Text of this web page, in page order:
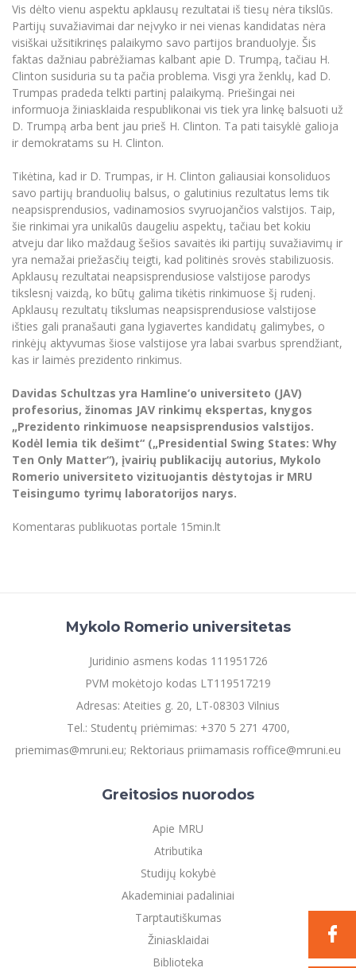
Vis dėlto vienu aspektu apklausų rezultatai iš tiesų nėra tikslūs.
Partijų suvažiavimai dar neįvyko ir nei vienas kandidatas nėra
visiškai užsitikrinęs palaikymo savo partijos branduolyje. Šis
faktas dažniau pabrėžiamas kalbant apie D. Trumpą, tačiau H.
Clinton susiduria su ta pačia problema. Visgi yra ženklų, kad D.
Trumpas pradeda telkti partinį palaikymą. Priešingai nei
informuoja žiniasklaida respublikonai vis tiek yra linkę balsuoti už
D. Trumpą arba bent jau prieš H. Clinton. Ta pati taisyklė galioja
ir demokratams su H. Clinton.
Tikėtina, kad ir D. Trumpas, ir H. Clinton galiausiai konsoliduos
savo partijų branduolių balsus, o galutinius rezultatus lems tik
neapsisprendusios, vadinamosios svyruojančios valstijos. Taip,
šie rinkimai yra unikalūs daugeliu aspektų, tačiau bet kokiu
atveju dar liko maždaug šešios savaitės iki partijų suvažiavimų ir
yra nemažai priežasčių teigti, kad politinės srovės stabilizuosis.
Apklausų rezultatai neapsisprendusiose valstijose parodys
tikslesnį vaizdą, ko būtų galima tikėtis rinkimuose šį rudenį.
Apklausų rezultatų tikslumas neapsisprendusiose valstijose
išties gali pranašauti gana lygiavertes kandidatų galimybes, o
rinkėjų aktyvumas šiose valstijose yra labai svarbus sprendžiant,
kas ir laimės prezidento rinkimus.
Davidas Schultzas yra Hamline‘o universiteto (JAV)
profesorius, žinomas JAV rinkimų ekspertas, knygos
„Prezidento rinkimuose neapsisprendusios valstijos.
Kodėl lemia tik dešimt“ („Presidential Swing States: Why
Ten Only Matter“), įvairių publikacijų autorius, Mykolo
Romerio universiteto vizituojantis dėstytojas ir MRU
Teisingumo tyrimų laboratorijos narys.
Komentaras publikuotas portale 15min.lt
Mykolo Romerio universitetas
Juridinio asmens kodas 111951726
PVM mokėtojo kodas LT119517219
Adresas: Ateities g. 20, LT-08303 Vilnius
Tel.: Studentų priėmimas: +370 5 271 4700,
priemimas@mruni.eu; Rektoriaus priimamasis roffice@mruni.eu
Greitosios nuorodos
Apie MRU
Atributika
Studijų kokybė
Akademiniai padaliniai
Tarptautiškumas
Žiniasklaidai
Biblioteka